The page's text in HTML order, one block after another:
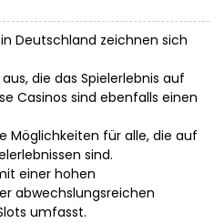
Deutschland zeichnen sich
die das Spielerlebnis auf
Casinos sind ebenfalls einen
Möglichkeiten für alle, die auf
sind.
einer hohen
abwechslungsreichen
umfasst.